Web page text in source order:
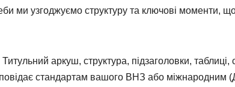
ми узгоджуємо структуру та ключові моменти,
Титульний аркуш, структура, підзаголовки, таблиці,
стандартам вашого ВНЗ або міжнародним